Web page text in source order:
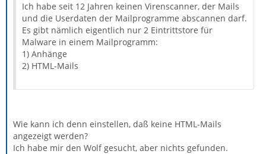
Ich habe seit 12 Jahren keinen Virenscanner, der Mails
und die Userdaten der Mailprogramme abscannen darf.
Es gibt nämlich eigentlich nur 2 Eintrittstore für
Malware in einem Mailprogramm:
1) Anhänge
2) HTML-Mails
Wie kann ich denn einstellen, daß keine HTML-Mails
angezeigt werden?
Ich habe mir den Wolf gesucht, aber nichts gefunden.